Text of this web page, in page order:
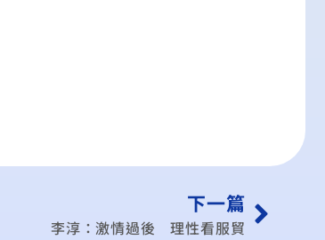
下一篇
李淳：激情過後 理性看服貿